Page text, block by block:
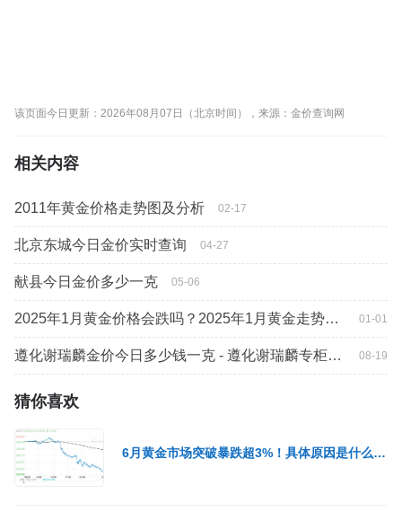
该页面今日更新：2026年08月07日（北京时间），来源：金价查询网
相关内容
2011年黄金价格走势图及分析 02-17
北京东城今日金价实时查询 04-27
献县今日金价多少一克 05-06
2025年1月黄金价格会跌吗？2025年1月黄金走势预测 01-01
遵化谢瑞麟金价今日多少钱一克 - 遵化谢瑞麟专柜位置 08-19
猜你喜欢
6月黄金市场突破暴跌超3%！具体原因是什么？未来金价还会继续下跌吗？